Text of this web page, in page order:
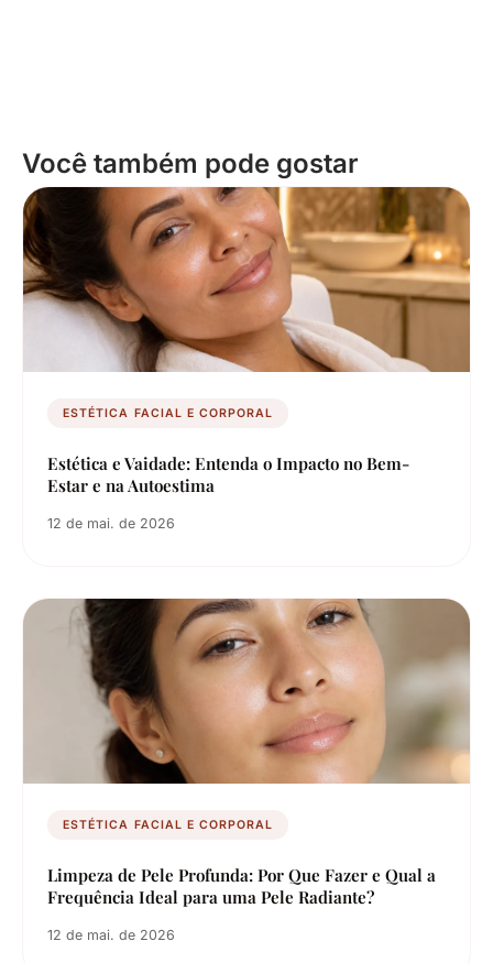
Você também pode gostar
ESTÉTICA FACIAL E CORPORAL
Estética e Vaidade: Entenda o Impacto no Bem-
Estar e na Autoestima
12 de mai. de 2026
ESTÉTICA FACIAL E CORPORAL
Limpeza de Pele Profunda: Por Que Fazer e Qual a
Frequência Ideal para uma Pele Radiante?
12 de mai. de 2026